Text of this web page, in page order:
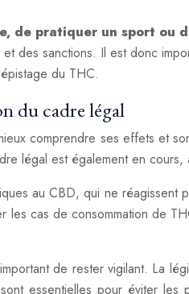
de pratiquer un sport ou
des sanctions. Il est donc
du THC.
du cadre légal
comprendre ses effets et
légal est également en
au CBD, qui ne
cas de consommation de
de rester vigilant. La
essentielles pour éviter